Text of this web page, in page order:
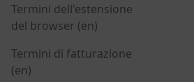
Termini dell'estensione
del browser (en)
Termini di fatturazione
(en)